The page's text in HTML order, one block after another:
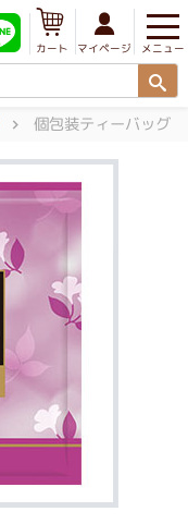
メニュー
マイページ
カート
個包装ティーバッグ